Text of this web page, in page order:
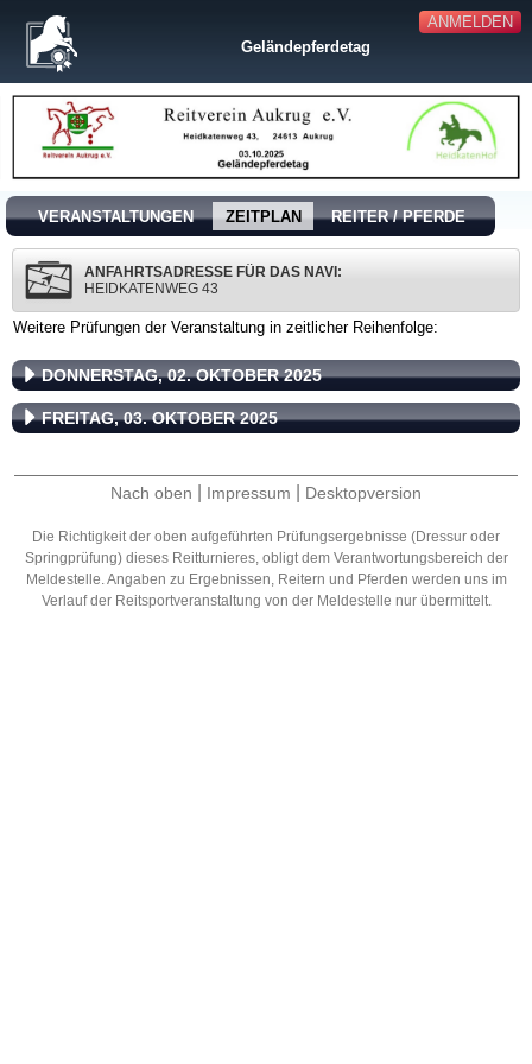
ANMELDEN
Geländepferdetag
VERANSTALTUNGEN ZEITPLAN REITER / PFERDE
ANFAHRTSADRESSE FÜR DAS NAVI:
HEIDKATENWEG 43
Weitere Prüfungen der Veranstaltung in zeitlicher Reihenfolge:
DONNERSTAG, 02. OKTOBER 2025
FREITAG, 03. OKTOBER 2025
Nach oben Impressum Desktopversion
Die Richtigkeit der oben aufgeführten Prüfungsergebnisse (Dressur oder
Springprüfung) dieses Reitturnieres, obligt dem Verantwortungsbereich der
Meldestelle. Angaben zu Ergebnissen, Reitern und Pferden werden uns im
Verlauf der Reitsportveranstaltung von der Meldestelle nur übermittelt.